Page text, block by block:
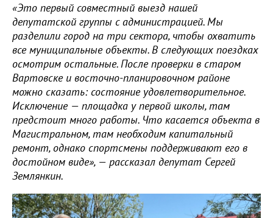
«Это первый совместный выезд нашей
депутатской группы с администрацией. Мы
разделили город на три сектора, чтобы охватить
все муниципальные объекты. В следующих поездках
осмотрим остальные. После проверки в старом
Вартовске и восточно-планировочном районе
можно сказать: состояние удовлетворительное.
Исключение — площадка у первой школы, там
предстоит много работы. Что касается объекта в
Магистральном, там необходим капитальный
ремонт, однако спортсмены поддерживают его в
достойном виде», — рассказал депутат Сергей
Землянкин.